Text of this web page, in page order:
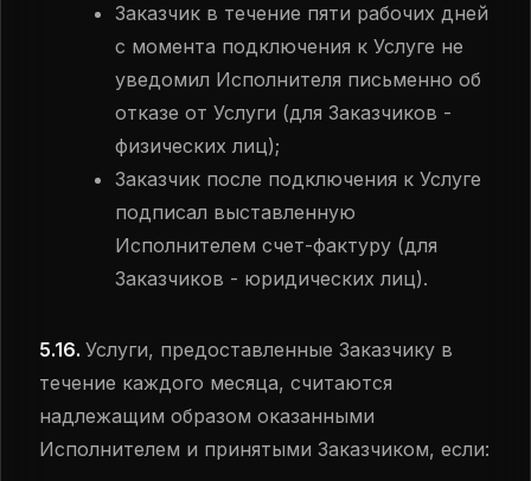
Заказчик в течение пяти рабочих дней
с момента подключения к Услуге не
уведомил Исполнителя письменно об
отказе от Услуги (для Заказчиков -
физических лиц);
Заказчик после подключения к Услуге
подписал выставленную
Исполнителем счет-фактуру (для
Заказчиков - юридических лиц).
5.16. Услуги, предоставленные Заказчику в
течение каждого месяца, считаются
надлежащим образом оказанными
Исполнителем и принятыми Заказчиком, если: